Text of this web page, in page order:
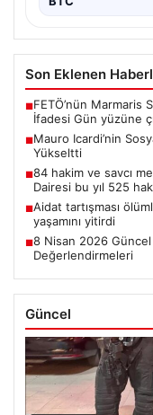
Son Eklenen
■FETÖ’nün Marmaris
İfadesi Gün yüzüne
■Mauro Icardi’nin
Yükseltti
■84 hakim ve savcı
Dairesi bu yıl 525
■Aidat tartışması
yaşamını yitirdi
■8 Nisan 2026 Güncel
Değerlendirmeleri
Güncel